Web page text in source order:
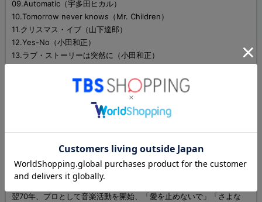
09.Automatic（宇多田ヒカル）
10.Tomorrow never knows（Mr. Children）
11.クリスマス・イブ（山下達郎）
12.Yes-No（小田和正）
13.ラブ・ストーリーは突然に（小田和正）
15.この日のこと（小田和正）
小田 和正 （おだ かずまさ）
1947年9月20日生 神奈川県横浜市出身 東北大学工学部、早稲田大
1969年オフコース結成。
翌70年、プロとして音楽活動を開始、「愛を止めないで」「さよな